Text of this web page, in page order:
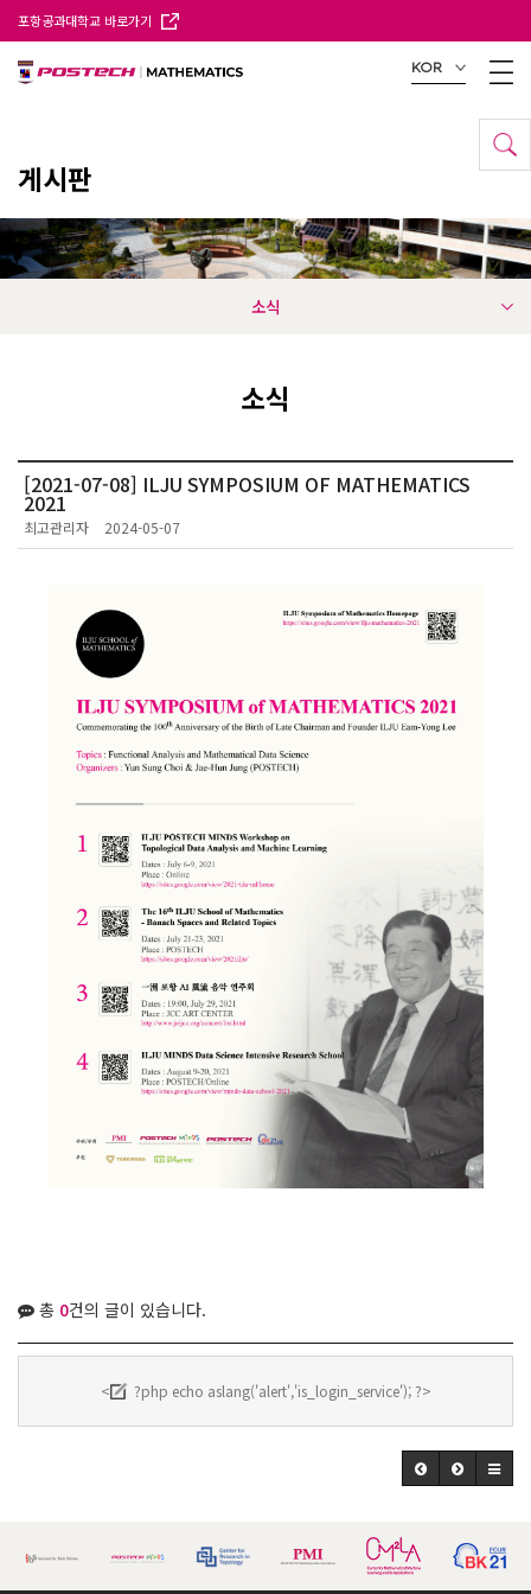
포항공과대학교 바로가기
KOR
게시판
소식
소식
[2021-07-08] ILJU SYMPOSIUM OF MATHEMATICS
2021
최고관리자 2024-05-07
총 0건의 글이 있습니다.
< ?php echo aslang('alert','is_login_service'); ?>